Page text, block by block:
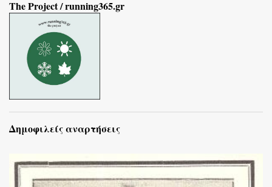
The Project / running365.gr
Δημοφιλείς αναρτήσεις